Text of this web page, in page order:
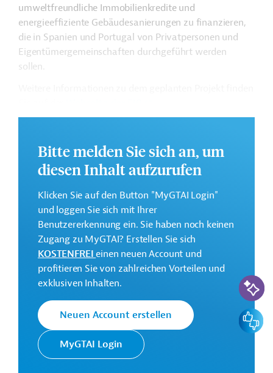
umweltfreundliche Immobilienkredite und
energieeffiziente Gebäudesanierungen zu finanzieren,
die in Spanien und Portugal von Privatpersonen und
Eigentümergemeinschaften durchgeführt werden
sollen.
Gesamtkosten:
Geberbeitrag:
150 Millionen Euro (voraussichtlich; Darlehen)
Kontaktadressen
Europäische
Investitionsbank
Die EIB vertritt die
wirtschaftlichen Interessen der
EU durch Kreditvergabe an alle
Mitgliedsländer und unterstützt
Bitte melden Sie sich an, um
diesen Inhalt aufzurufen
Klicken Sie auf den Button "MyGTAI Login"
und loggen Sie sich mit Ihrer
Benutzererkennung ein. Sie haben noch keinen
Zugang zu MyGTAI? Erstellen Sie sich
KOSTENFREIeinen neuen Account und
profitieren Sie von zahlreichen Vorteilen und
exklusiven Inhalten.
Neuen Account erstellen
MyGTAI Login
KI-